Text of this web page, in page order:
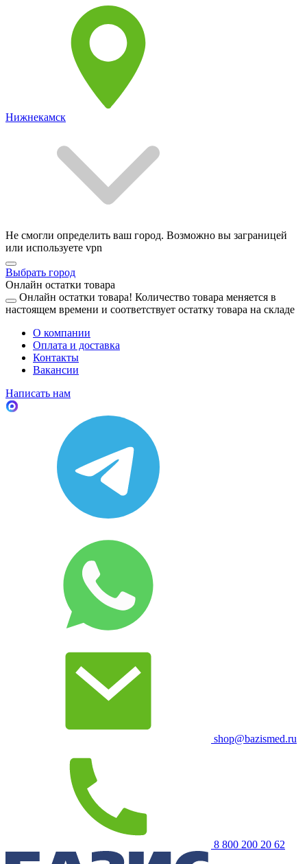
Нижнекамск
Не смогли определить ваш город. Возможно вы заграницей
или используете vpn
Выбрать город
Онлайн остатки товара
Онлайн остатки товара! Количество товара меняется в
настоящем времени и соответствует остатку товара на складе
О компании
Оплата и доставка
Контакты
Вакансии
Написать нам
shop@bazismed.ru
8 800 200 20 62